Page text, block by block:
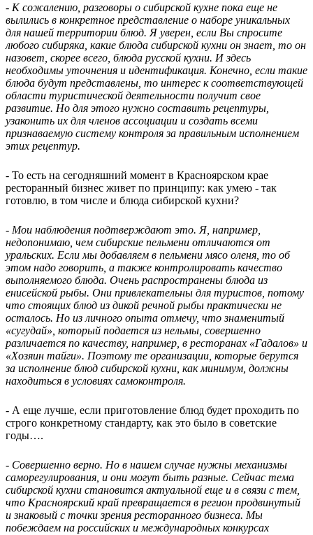
- К сожалению, разговоры о сибирской кухне пока еще не
вылились в конкретное представление о наборе уникальных
для нашей территории блюд. Я уверен, если Вы спросите
любого сибиряка, какие блюда сибирской кухни он знает, то он
назовет, скорее всего, блюда русской кухни. И здесь
необходимы уточнения и идентификация. Конечно, если такие
блюда будут представлены, то интерес к соответствующей
области туристической деятельности получит свое
развитие. Но для этого нужно составить рецептуры,
узаконить их для членов ассоциации и создать всеми
признаваемую систему контроля за правильным исполнением
этих рецептур.
- То есть на сегодняшний момент в Красноярском крае
ресторанный бизнес живет по принципу: как умею - так
готовлю, в том числе и блюда сибирской кухни?
- Мои наблюдения подтверждают это. Я, например,
недопонимаю, чем сибирские пельмени отличаются от
уральских. Если мы добавляем в пельмени мясо оленя, то об
этом надо говорить, а также контролировать качество
выполняемого блюда. Очень распространены блюда из
енисейской рыбы. Они привлекательны для туристов, потому
что стоящих блюд из дикой речной рыбы практически не
осталось. Но из личного опыта отмечу, что знаменитый
«сугудай», который подается из нельмы, совершенно
различается по качеству, например, в ресторанах «Гадалов» и
«Хозяин тайги». Поэтому те организации, которые берутся
за исполнение блюд сибирской кухни, как минимум, должны
находиться в условиях самоконтроля.
- А еще лучше, если приготовление блюд будет проходить по
строго конкретному стандарту, как это было в советские
годы….
- Совершенно верно. Но в нашем случае нужны механизмы
саморегулирования, и они могут быть разные. Сейчас тема
сибирской кухни становится актуальной еще и в связи с тем,
что Красноярский край превращается в регион продвинутый
и знаковый с точки зрения ресторанного бизнеса. Мы
побеждаем на российских и международных конкурсах